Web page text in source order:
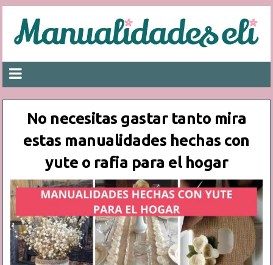
No necesitas gastar tanto mira
estas manualidades hechas con
yute o rafia para el hogar